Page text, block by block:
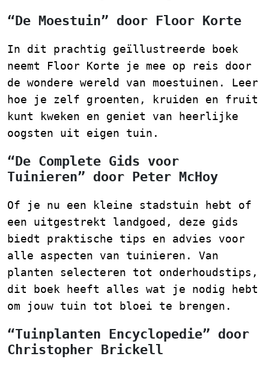
“De Moestuin” door Floor Korte
In dit prachtig geïllustreerde boek
neemt Floor Korte je mee op reis door
de wondere wereld van moestuinen. Leer
hoe je zelf groenten, kruiden en fruit
kunt kweken en geniet van heerlijke
oogsten uit eigen tuin.
“De Complete Gids voor
Tuinieren” door Peter McHoy
Of je nu een kleine stadstuin hebt of
een uitgestrekt landgoed, deze gids
biedt praktische tips en advies voor
alle aspecten van tuinieren. Van
planten selecteren tot onderhoudstips,
dit boek heeft alles wat je nodig hebt
om jouw tuin tot bloei te brengen.
“Tuinplanten Encyclopedie” door
Christopher Brickell